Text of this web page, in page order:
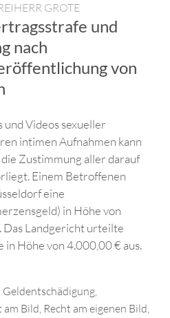
GROTE
und
nach
von
Videos sexueller
intimen Aufnahmen kann
Zustimmung aller darauf
Einem Betroffenen
eine
in Höhe von
Das Landgericht urteilte
Höhe von 4.000,00 € aus.
Geldentschädigung,
am Bild, Recht am eigenen Bild,